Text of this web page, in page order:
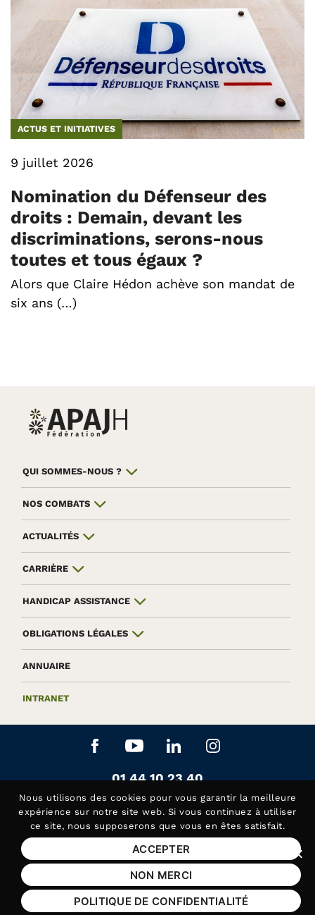
ACTUS ET INITIATIVES
9 juillet 2026
Nomination du Défenseur des
droits : Demain, devant les
discriminations, serons-nous
toutes et tous égaux ?
Alors que Claire Hédon achève son mandat de
six ans (…)
QUI SOMMES-NOUS ?
NOS COMBATS
ACTUALITÉS
CARRIÈRE
HANDICAP ASSISTANCE
OBLIGATIONS LÉGALES
ANNUAIRE
INTRANET
Aller sur le réseau social
Aller sur le réseau social
Aller sur le réseau
Aller sur le
Contactez-nous au
01 44 10 23 40
Siège de la Fédération APAJH
Contactez-nous au
01 44 10 81 50
Handicap Assistance, les lundis et jeudis matin
Mentions légales
Plan du site
Aide et accessibilité
Nous utilisons des cookies pour vous garantir la meilleure
expérience sur notre site web. Si vous continuez à utiliser
ce site, nous supposerons que vous en êtes satisfait.
ACCEPTER
NON MERCI
POLITIQUE DE CONFIDENTIALITÉ